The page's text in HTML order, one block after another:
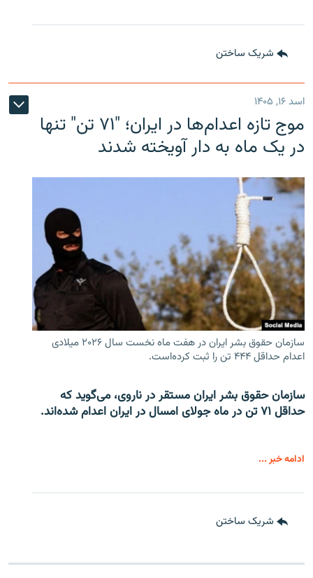
شریک ساختن
اسد ۱۶, ۱۴۰۵
موج تازه اعدام‌ها در ایران؛ "۷۱ تن" تنها
در یک ماه به دار آویخته شدند
سازمان حقوق بشر ایران در هفت ماه نخست سال ۲۰۲۶ میلادی
اعدام حداقل ۴۴۴ تن را ثبت کرده‌است.
سازمان حقوق بشر ایران مستقر در ناروی، می‌گوید که
حداقل ۷۱ تن در ماه جولای امسال در ایران اعدام شده‌اند.
ادامه خبر ...
شریک ساختن